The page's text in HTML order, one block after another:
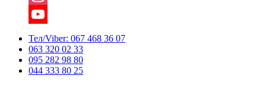
Instagram
YouTube
Channel
Тел/Viber: 067 468 36 07
063 320 02 33
095 282 98 80
044 333 80 25